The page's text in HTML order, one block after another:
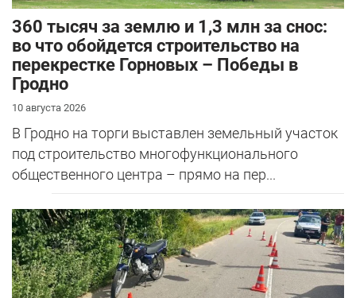
360 тысяч за землю и 1,3 млн за снос:
во что обойдется строительство на
перекрестке Горновых – Победы в
Гродно
10 августа 2026
В Гродно на торги выставлен земельный участок
под строительство многофункционального
общественного центра – прямо на пер...